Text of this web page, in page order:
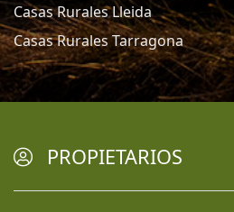
Casas Rurales Lleida
Casas Rurales Tarragona
PROPIETARIOS